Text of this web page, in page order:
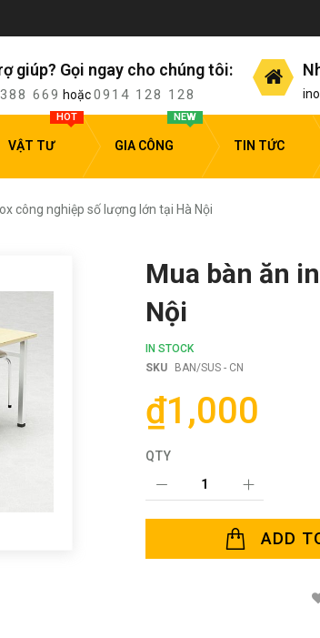
giúp? Gọi ngay cho chúng tôi:
669 hoặc0914 128 128
VẬT TƯ
HOT
GIA CÔNG
NEW
TIN TỨC
công nghiệp số lượng lớn tại Hà Nội
Mua bàn ăn
Nội
IN STOCK
SKU
BAN/SUS - CN
₫1,000
QTY
ADD